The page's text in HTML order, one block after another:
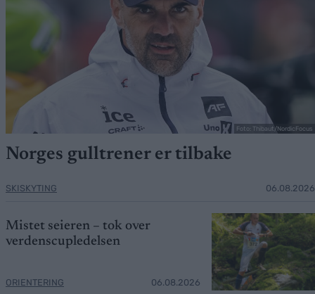
Foto: Thibaut/NordicFocus
Norges gulltrener er tilbake
SKISKYTING 06.08.2026
Mistet seieren – tok over
verdenscupledelsen
ORIENTERING 06.08.2026